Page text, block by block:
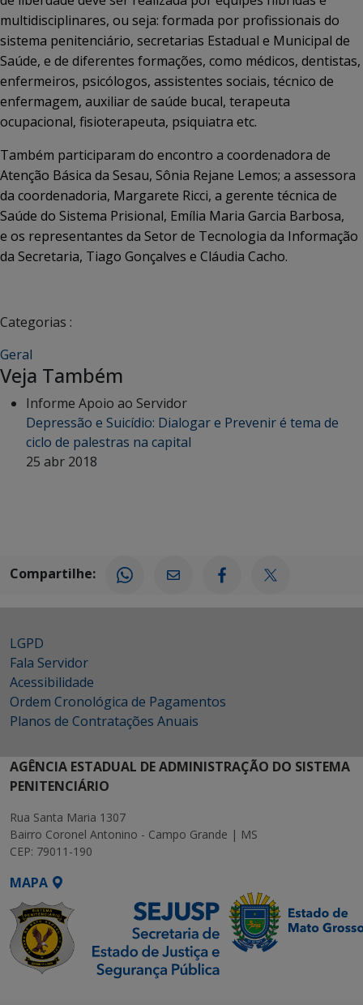
multidisciplinares, ou seja: formada por profissionais do
sistema penitenciário, secretarias Estadual e Municipal de
Saúde, e de diferentes formações, como médicos, dentistas,
enfermeiros, psicólogos, assistentes sociais, técnico de
enfermagem, auxiliar de saúde bucal, terapeuta
ocupacional, fisioterapeuta, psiquiatra etc.
Também participaram do encontro a coordenadora de
Atenção Básica da Sesau, Sônia Rejane Lemos; a assessora
da coordenadoria, Margarete Ricci, a gerente técnica de
Saúde do Sistema Prisional, Emília Maria Garcia Barbosa,
e os representantes da Setor de Tecnologia da Informação
da Secretaria, Tiago Gonçalves e Cláudia Cacho.
Categorias :
Geral
Veja Também
Informe Apoio ao Servidor
Depressão e Suicídio: Dialogar e Prevenir é tema de
ciclo de palestras na capital
25 abr 2018
Compartilhe:
LGPD
Fala Servidor
Acessibilidade
Ordem Cronológica de Pagamentos
Planos de Contratações Anuais
AGÊNCIA ESTADUAL DE ADMINISTRAÇÃO DO SISTEMA
PENITENCIÁRIO
Rua Santa Maria 1307
Bairro Coronel Antonino - Campo Grande | MS
CEP: 79011-190
MAPA